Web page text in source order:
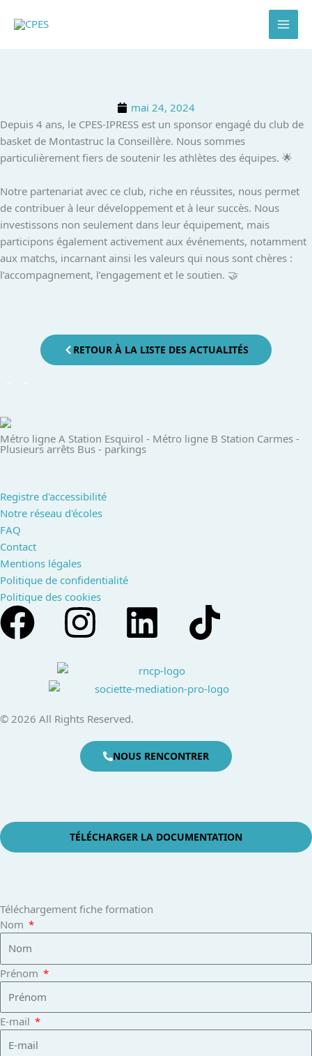
mai 24, 2024
Depuis 4 ans, le CPES-IPRESS est un sponsor engagé du club de
basket de Montastruc la Conseillère. Nous sommes
particulièrement fiers de soutenir les athlètes des équipes. 🌟
Notre partenariat avec ce club, riche en réussites, nous permet
de contribuer à leur développement et à leur succès. Nous
investissons non seulement dans leur équipement, mais
participons également activement aux événements, notamment
aux matchs, incarnant ainsi les valeurs qui nous sont chères :
l’accompagnement, l’engagement et le soutien. 🤝
RETOUR À LA LISTE DES ACTUALITÉS
Métro ligne A Station Esquirol - ​ Métro ligne B Station Carmes​ -
Plusieurs arrêts Bus​ - parkings ​
Registre d'accessibilité
Notre réseau d'écoles
FAQ
Contact
Mentions légales
Politique de confidentialité
Politique des cookies
Facebook
Instagram
Linkedin
Tiktok
© 2026 All Rights Reserved.
NOUS RENCONTRER
TÉLÉCHARGER LA DOCUMENTATION
Téléchargement fiche formation
Nom
Prénom
E-mail